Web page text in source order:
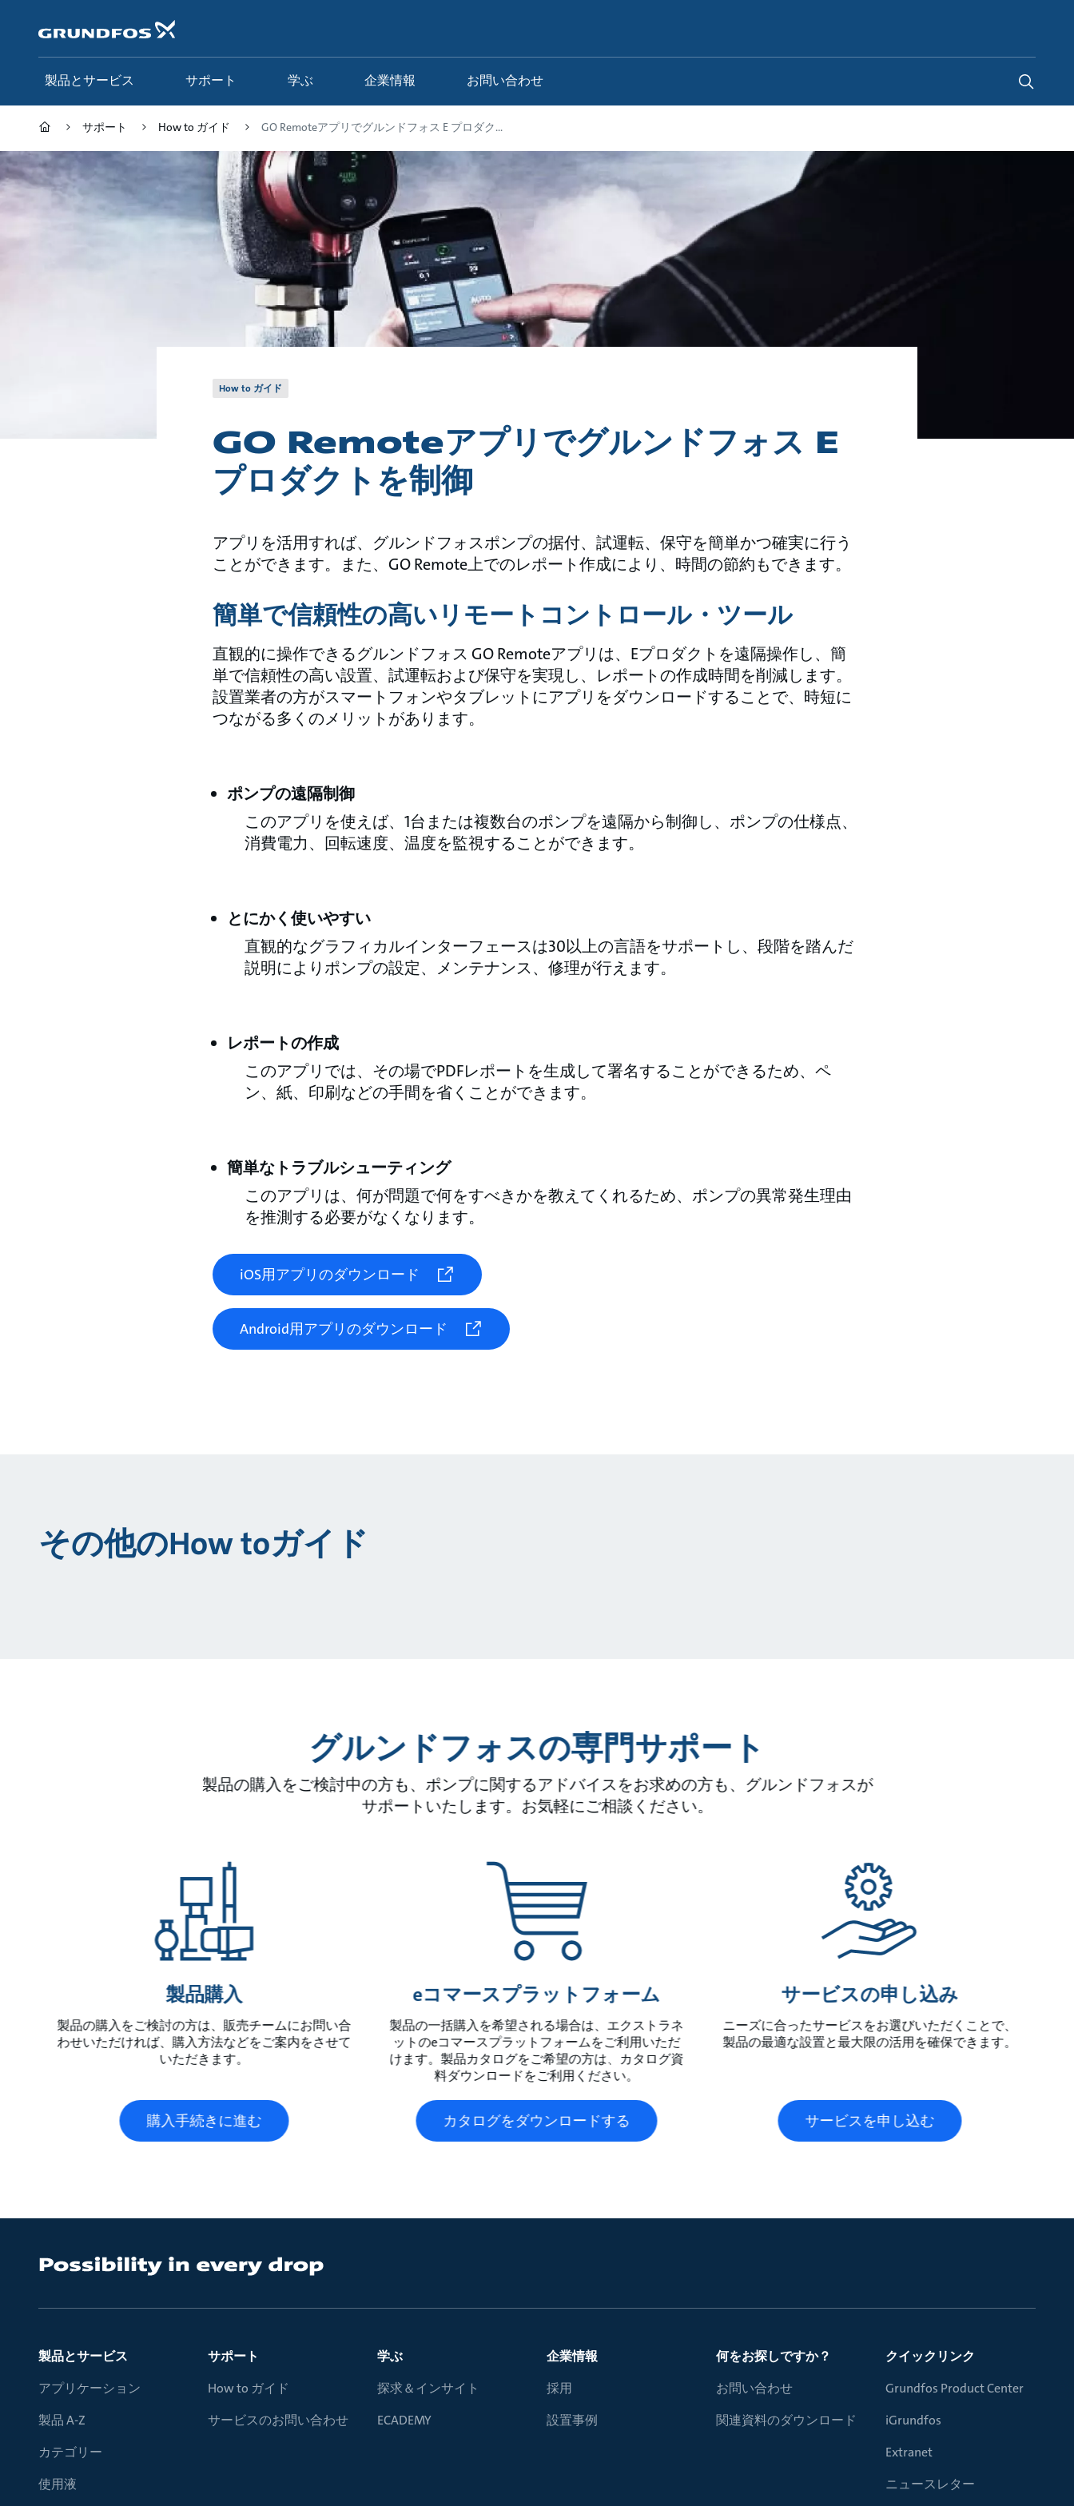
ン
ス
キ
ッ
製品とサービス サポート 学ぶ 企業情報 お問い合わせ
サポート How to ガイド GO Remoteアプリでグルンドフォス E プロダク...
How to ガイド
GO Remoteアプリでグルンドフォス E
プロダクトを制御
アプリを活用すれば、グルンドフォスポンプの据付、試運転、保守を簡単かつ確実に行う
ことができます。また、GO Remote上でのレポート作成により、時間の節約もできます。
簡単で信頼性の高いリモートコントロール・ツール
直観的に操作できるグルンドフォス GO Remoteアプリは、Eプロダクトを遠隔操作し、簡
単で信頼性の高い設置、試運転および保守を実現し、レポートの作成時間を削減します。
設置業者の方がスマートフォンやタブレットにアプリをダウンロードすることで、時短に
つながる多くのメリットがあります。
ポンプの遠隔制御
このアプリを使えば、1台または複数台のポンプを遠隔から制御し、ポンプの仕様点、
消費電力、回転速度、温度を監視することができます。
とにかく使いやすい
直観的なグラフィカルインターフェースは30以上の言語をサポートし、段階を踏んだ
説明によりポンプの設定、メンテナンス、修理が行えます。
レポートの作成
このアプリでは、その場でPDFレポートを生成して署名することができるため、ペ
ン、紙、印刷などの手間を省くことができます。
簡単なトラブルシューティング
このアプリは、何が問題で何をすべきかを教えてくれるため、ポンプの異常発生理由
を推測する必要がなくなります。
iOS用アプリのダウンロード
Android用アプリのダウンロード
その他のHow toガイド
グルンドフォスの専門サポート
製品の購入をご検討中の方も、ポンプに関するアドバイスをお求めの方も、グルンドフォスが
サポートいたします。お気軽にご相談ください。
製品購入
製品の購入をご検討の方は、販売チームにお問い合
わせいただければ、購入方法などをご案内をさせて
いただきます。
購入手続きに進む
eコマースプラットフォーム
製品の一括購入を希望される場合は、エクストラネ
ットのeコマースプラットフォームをご利用いただ
けます。製品カタログをご希望の方は、カタログ資
料ダウンロードをご利用ください。
カタログをダウンロードする
サービスの申し込み
ニーズに合ったサービスをお選びいただくことで、
製品の最適な設置と最大限の活用を確保できます。
サービスを申し込む
製品とサービス
アプリケーション
製品 A-Z
カテゴリー
使用液
サポート
How to ガイド
サービスのお問い合わせ
学ぶ
探求＆インサイト
ECADEMY
企業情報
採用
設置事例
何をお探しですか？
お問い合わせ
関連資料のダウンロード
クイックリンク
Grundfos Product Center
iGrundfos
Extranet
ニュースレター